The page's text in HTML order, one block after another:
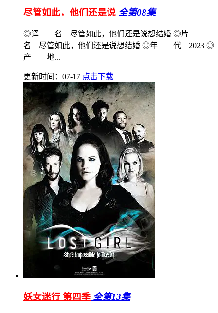
尽管如此，他们还是说 全第08集
◎译 名 尽管如此，他们还是说想结婚 ◎片
名 尽管如此，他们还是说想结婚 ◎年 代 2023 ◎
产 地...
更新时间：07-17 点击下载
妖女迷行 第四季 全第13集